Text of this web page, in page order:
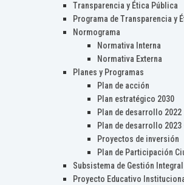
Transparencia y Ética Pública
Programa de Transparencia y
Normograma
Normativa Interna
Normativa Externa
Planes y Programas
Plan de acción
Plan estratégico 2030
Plan de desarrollo 2022
Plan de desarrollo 2023
Proyectos de inversión
Plan de Participación
Subsistema de Gestión Integral
Proyecto Educativo